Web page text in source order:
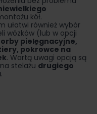
kół.
ułatwi również wybór
wózków (lub w opcji
pielęgnacyjne,
pokrowce na
. Wartą uwagi opcją są
stelażu drugiego
.